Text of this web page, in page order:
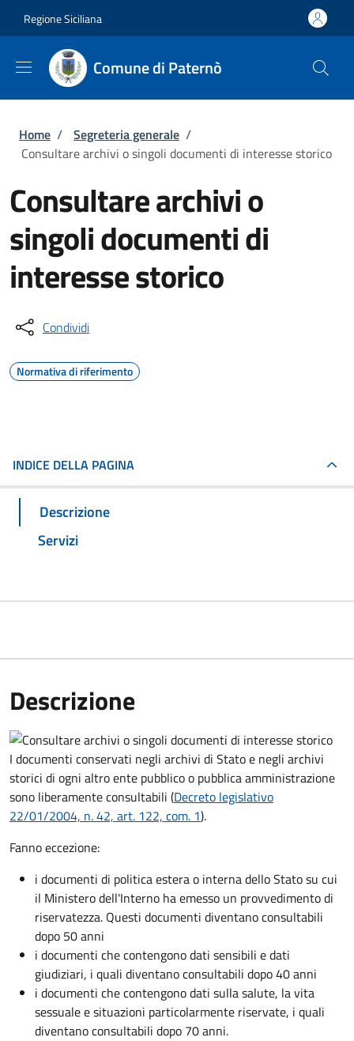
Regione Siciliana
Comune di Paternò
Briciole di pane
Home / Segreteria generale /
Consultare archivi o singoli documenti di interesse storico
Consultare archivi o
singoli documenti di
interesse storico
Condividi
Normativa di riferimento
INDICE DELLA PAGINA
Descrizione
Servizi
Descrizione
I documenti conservati negli archivi di Stato e negli archivi
storici di ogni altro ente pubblico o pubblica amministrazione
sono liberamente consultabili (Decreto legislativo
22/01/2004, n. 42, art. 122, com. 1).
Fanno eccezione:
i documenti di politica estera o interna dello Stato su cui
il Ministero dell'Interno ha emesso un provvedimento di
riservatezza. Questi documenti diventano consultabili
dopo 50 anni
i documenti che contengono dati sensibili e dati
giudiziari, i quali diventano consultabili dopo 40 anni
i documenti che contengono dati sulla salute, la vita
sessuale e situazioni particolarmente riservate, i quali
diventano consultabili dopo 70 anni.